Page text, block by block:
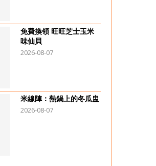
免費換領 旺旺芝士玉米
味仙貝
2026-08-07
米線陣：熱鍋上的冬瓜盅
2026-08-07